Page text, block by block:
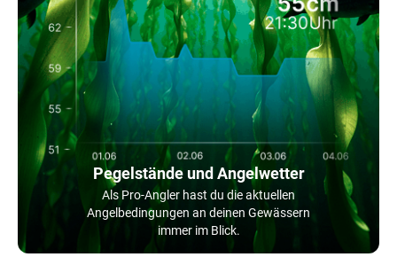
Pegelstände und Angelwetter
Als Pro-Angler hast du die aktuellen
Angelbedingungen an deinen Gewässern
immer im Blick.